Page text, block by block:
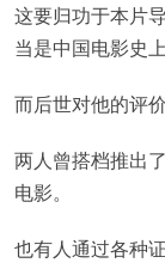
这要归功于本片
当是中国电影史
而后世对他的评
两人曾搭档推出
电影。
也有人通过各种